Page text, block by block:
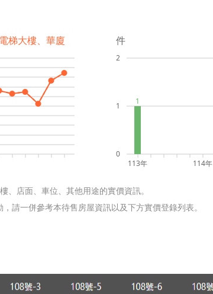
梯大樓、華廈 件
0
1
2
113年 114年
1
店面、車位、其他用途的實價資訊。
請一併參考本待售房屋資訊以及下方實價登錄列表。